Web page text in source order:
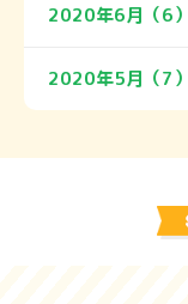
2020年6月（6）
2020年5月（7）